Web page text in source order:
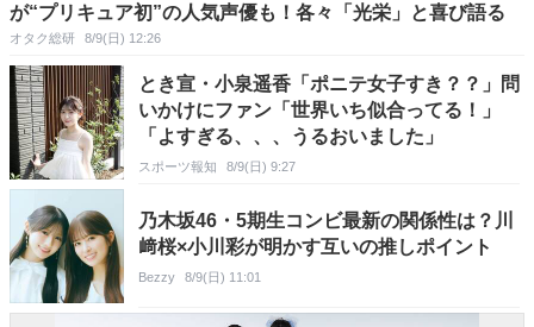
が“プリキュア初”の人気声優も！各々「光栄」と喜び語る
オタク総研 8/9(日) 12:26
とき宣・小泉遥香「ポニテ女子すき？？」問
いかけにファン「世界いち似合ってる！」
「よすぎる、、、うるおいました」
スポーツ報知 8/9(日) 9:27
乃木坂46・5期生コンビ最新の関係性は？川
﨑桜×小川彩が明かす互いの推しポイント
Bezzy 8/9(日) 11:01